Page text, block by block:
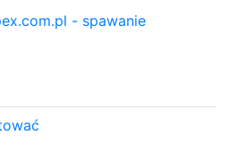
- spawanie